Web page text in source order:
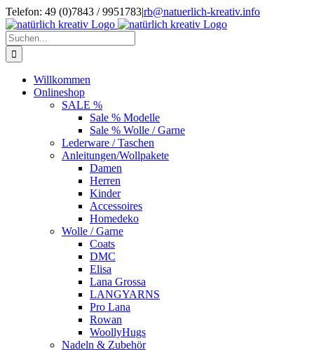
Zum
Inhalt
springen
Telefon: 49 (0)7843 / 9951783|rb@natuerlich-kreativ.info
Suche
nach:
Willkommen
Onlineshop
SALE %
Sale % Modelle
Sale % Wolle / Garne
Lederware / Taschen
Anleitungen/Wollpakete
Damen
Herren
Kinder
Accessoires
Homedeko
Wolle / Garne
Coats
DMC
Elisa
Lana Grossa
LANGYARNS
Pro Lana
Rowan
WoollyHugs
Nadeln & Zubehör